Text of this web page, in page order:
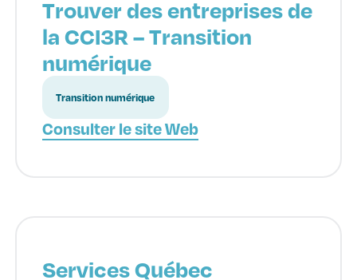
Trouver des entreprises de
la CCI3R – Transition
numérique
Transition numérique
Consulter le site Web
Services Québec